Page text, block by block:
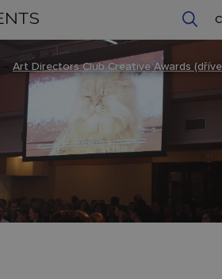
– Art Directors Club Creative Awards